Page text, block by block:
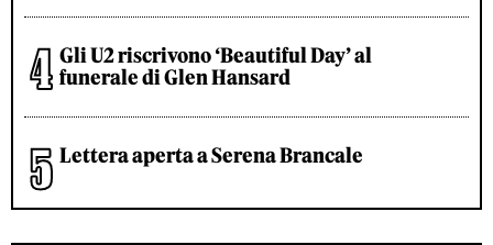
Gli U2 riscrivono ‘Beautiful Day’ al
funerale di Glen Hansard
Lettera aperta a Serena Brancale